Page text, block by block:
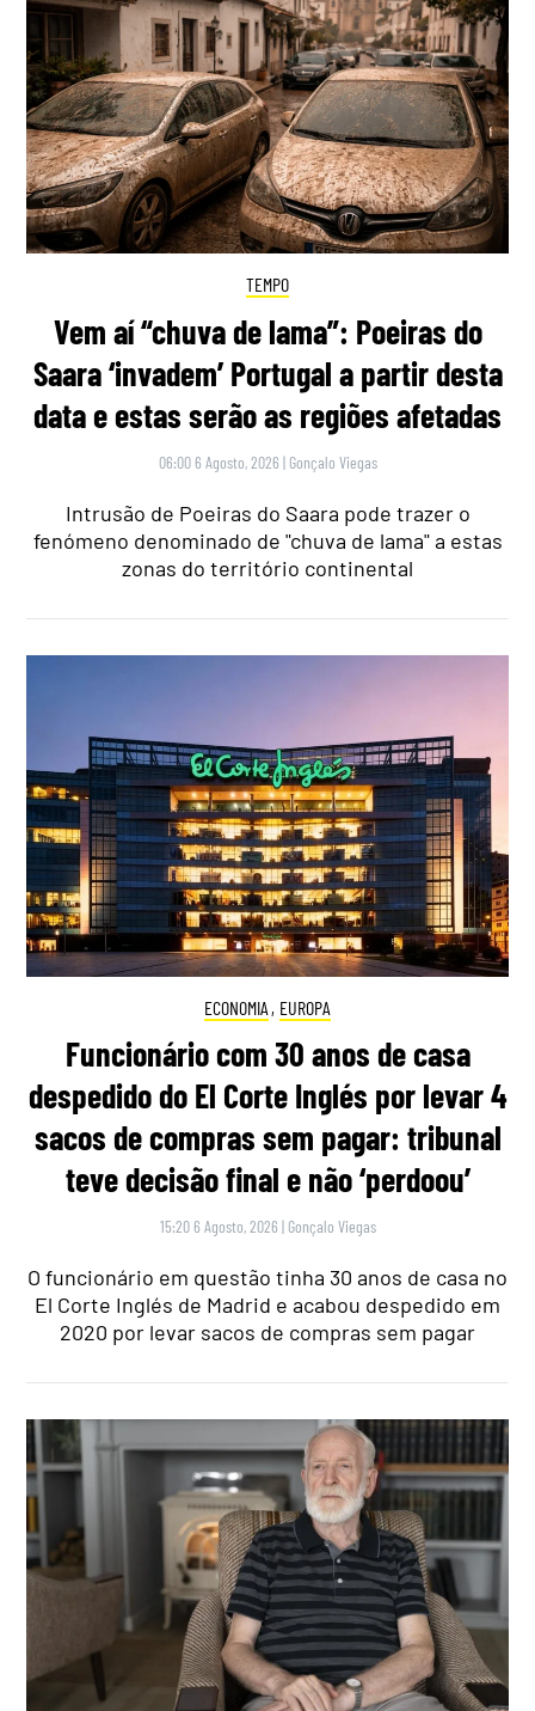
TEMPO
Vem aí “chuva de lama”: Poeiras do
Saara ‘invadem’ Portugal a partir desta
data e estas serão as regiões afetadas
06:00 6 Agosto, 2026 | Gonçalo Viegas
Intrusão de Poeiras do Saara pode trazer o
fenómeno denominado de "chuva de lama" a estas
zonas do território continental
ECONOMIA , EUROPA
Funcionário com 30 anos de casa
despedido do El Corte Inglés por levar 4
sacos de compras sem pagar: tribunal
teve decisão final e não ‘perdoou’
15:20 6 Agosto, 2026 | Gonçalo Viegas
O funcionário em questão tinha 30 anos de casa no
El Corte Inglés de Madrid e acabou despedido em
2020 por levar sacos de compras sem pagar